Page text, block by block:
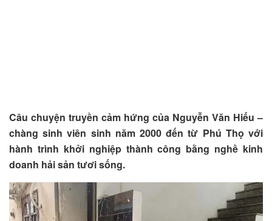
Câu chuyện truyền cảm hứng của Nguyễn Văn Hiếu –
chàng sinh viên sinh năm 2000 đến từ Phú Thọ với
hành trình khởi nghiệp thành công bằng nghề kinh
doanh hải sản tươi sống.